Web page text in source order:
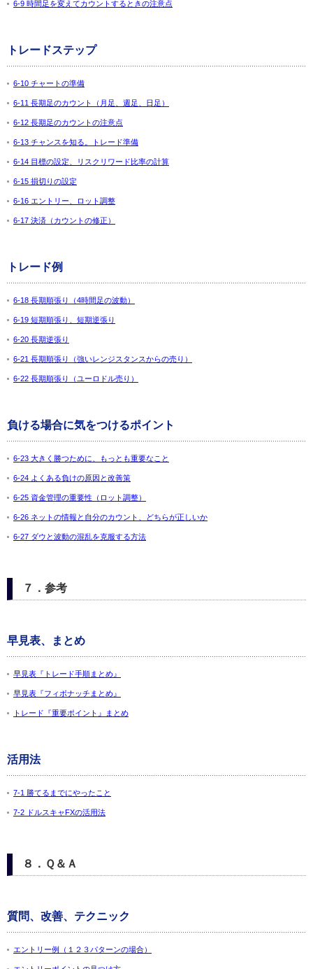
6-9 時間足を変えてカウントするときの注意点
トレードステップ
6-10 チャートの準備
6-11 長期足のカウント（月足、週足、日足）
6-12 長期足のカウントの注意点
6-13 チャンスを知る。トレード準備
6-14 目標の設定、リスクリワード比率の計算
6-15 損切りの設定
6-16 エントリー、ロット調整
6-17 決済（カウントの修正）
トレード例
6-18 長期順張り（4時間足の波動）
6-19 短期順張り、短期逆張り
6-20 長期逆張り
6-21 長期順張り（強いレンジスタンスからの売り）
6-22 長期順張り（ユーロドル売り）
負ける場合に気をつけるポイント
6-23 大きく勝つために、もっとも重要なこと
6-24 よくある負けの原因と改善策
6-25 資金管理の重要性（ロット調整）
6-26 ネットの情報と自分のカウント、どちらが正しいか
6-27 ダウと波動の混乱を克服する方法
７．参考
早見表、まとめ
早見表『トレード手順まとめ』
早見表『フィボナッチまとめ』
トレード『重要ポイント』まとめ
活用法
7-1 勝てるまでにやったこと
7-2 ドルスキャFXの活用法
８．Ｑ＆Ａ
質問、改善、テクニック
エントリー例（１２３パターンの場合）